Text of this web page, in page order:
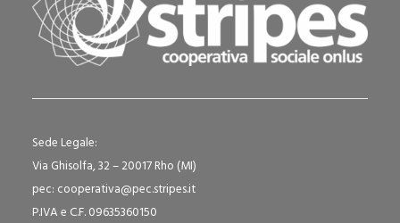
Sede Legale:
Via Ghisolfa, 32 – 20017 Rho (MI)
pec: cooperativa@pec.stripes.it
P.IVA e C.F. 09635360150